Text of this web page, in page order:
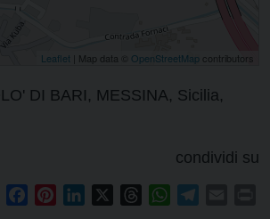
Leaflet | Map data © OpenStreetMap contributors
DI BARI, MESSINA, Sicilia,
condividi su
FacebookPinterestLinkedIn ThreadsWhatsApp